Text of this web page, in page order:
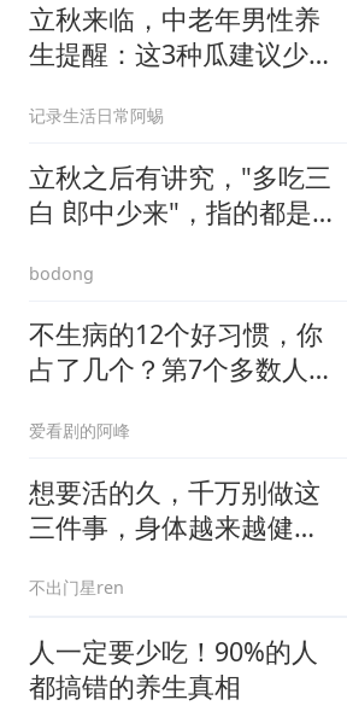
立秋来临，中老年男性养
生提醒：这3种瓜建议少
记录生活日常阿蜴
立秋之后有讲究，"多吃三
白 郎中少来"，指的都是
bodong
不生病的12个好习惯，你
占了几个？第7个多数人
爱看剧的阿峰
想要活的久，千万别做这
三件事，身体越来越健康
不出门星ren
人一定要少吃！90%的人
都搞错的养生真相